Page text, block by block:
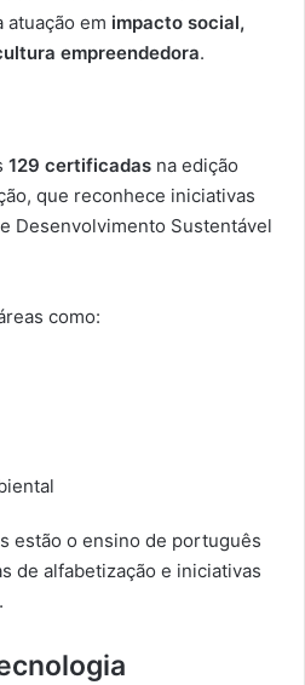
atuação em impacto social,
empreendedora.
129 certificadas na edição
que reconhece iniciativas
Desenvolvimento Sustentável
como:
estão o ensino de português
de alfabetização e iniciativas